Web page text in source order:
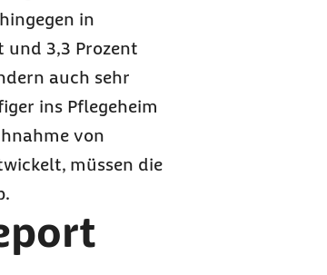
in
und 3,3 Prozent
auch sehr
ins Pflegeheim
von
müssen die